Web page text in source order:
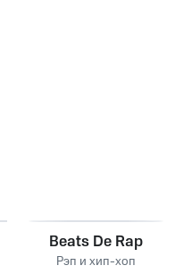
Beats De Rap
Рэп и хип-хоп